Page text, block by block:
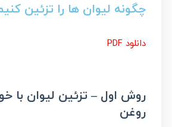
چگونه لیوان ها را تزئین
دانلود PDF
روش اول – تزئین لیوان با
روغن